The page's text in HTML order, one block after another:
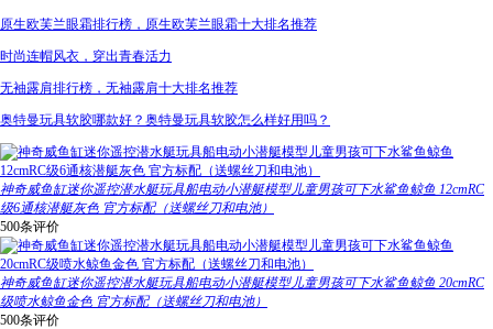
原生欧芙兰眼霜排行榜，原生欧芙兰眼霜十大排名推荐
时尚连帽风衣，穿出青春活力
无袖露肩排行榜，无袖露肩十大排名推荐
奥特曼玩具软胶哪款好？奥特曼玩具软胶怎么样好用吗？
神奇威鱼缸迷你遥控潜水艇玩具船电动小潜艇模型儿童男孩可下水鲨鱼鲸鱼 12cmRC
级6通核潜艇灰色 官方标配（送螺丝刀和电池）
500条评价
神奇威鱼缸迷你遥控潜水艇玩具船电动小潜艇模型儿童男孩可下水鲨鱼鲸鱼 20cmRC
级喷水鲸鱼金色 官方标配（送螺丝刀和电池）
500条评价